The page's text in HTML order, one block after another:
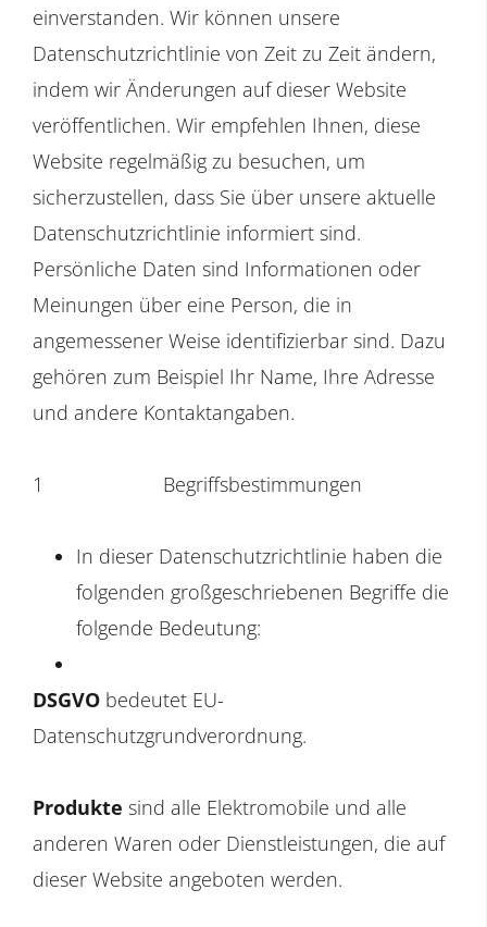
einverstanden. Wir können unsere
Datenschutzrichtlinie von Zeit zu Zeit ändern,
indem wir Änderungen auf dieser Website
veröffentlichen. Wir empfehlen Ihnen, diese
Website regelmäßig zu besuchen, um
sicherzustellen, dass Sie über unsere aktuelle
Datenschutzrichtlinie informiert sind.
Persönliche Daten sind Informationen oder
Meinungen über eine Person, die in
angemessener Weise identifizierbar sind. Dazu
gehören zum Beispiel Ihr Name, Ihre Adresse
und andere Kontaktangaben.
1 Begriffsbestimmungen
In dieser Datenschutzrichtlinie haben die
folgenden großgeschriebenen Begriffe die
folgende Bedeutung:
DSGVO bedeutet EU-
Datenschutzgrundverordnung.
Produkte sind alle Elektromobile und alle
anderen Waren oder Dienstleistungen, die auf
dieser Website angeboten werden.